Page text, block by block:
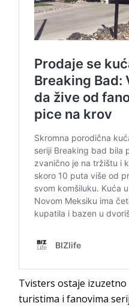
Tvisters ostaje
turistima i fanovima